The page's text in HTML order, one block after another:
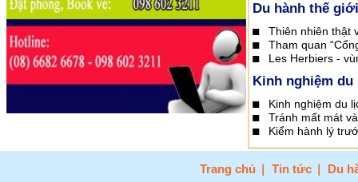
Du hành thế giới
Thiên nhiên thật
Tham quan
Les Herbiers -
Kinh nghiệm du
Kinh nghiệm du
Tránh mất mát
Kiểm hành lý
Trang chủ Tin tức
Du